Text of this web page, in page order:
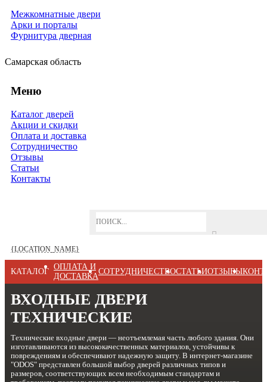
Межкомнатные двери
Арки и порталы
Фурнитура дверная
Самарская область
Меню
Каталог дверей
Акции и скидки
Оплата и доставка
Сотрудничество
Отзывы
Статьи
Контакты
{LOCATION_NAME}
КАТАЛОГ
ОПЛАТА И
ДОСТАВКА
СОТРУДНИЧЕСТВОСТАТЬИОТЗЫВЫ
ВХОДНЫЕ ДВЕРИ
ТЕХНИЧЕСКИЕ
Технические входные двери — неотъемлемая часть любого здания. Они
изготавливаются из высококачественных материалов, устойчивы к
повреждениям и обеспечивают надежную защиту. В интернет-магазине
"ODOS" представлен большой выбор дверей различных типов и
размеров, соответствующих всем необходимым стандартам и